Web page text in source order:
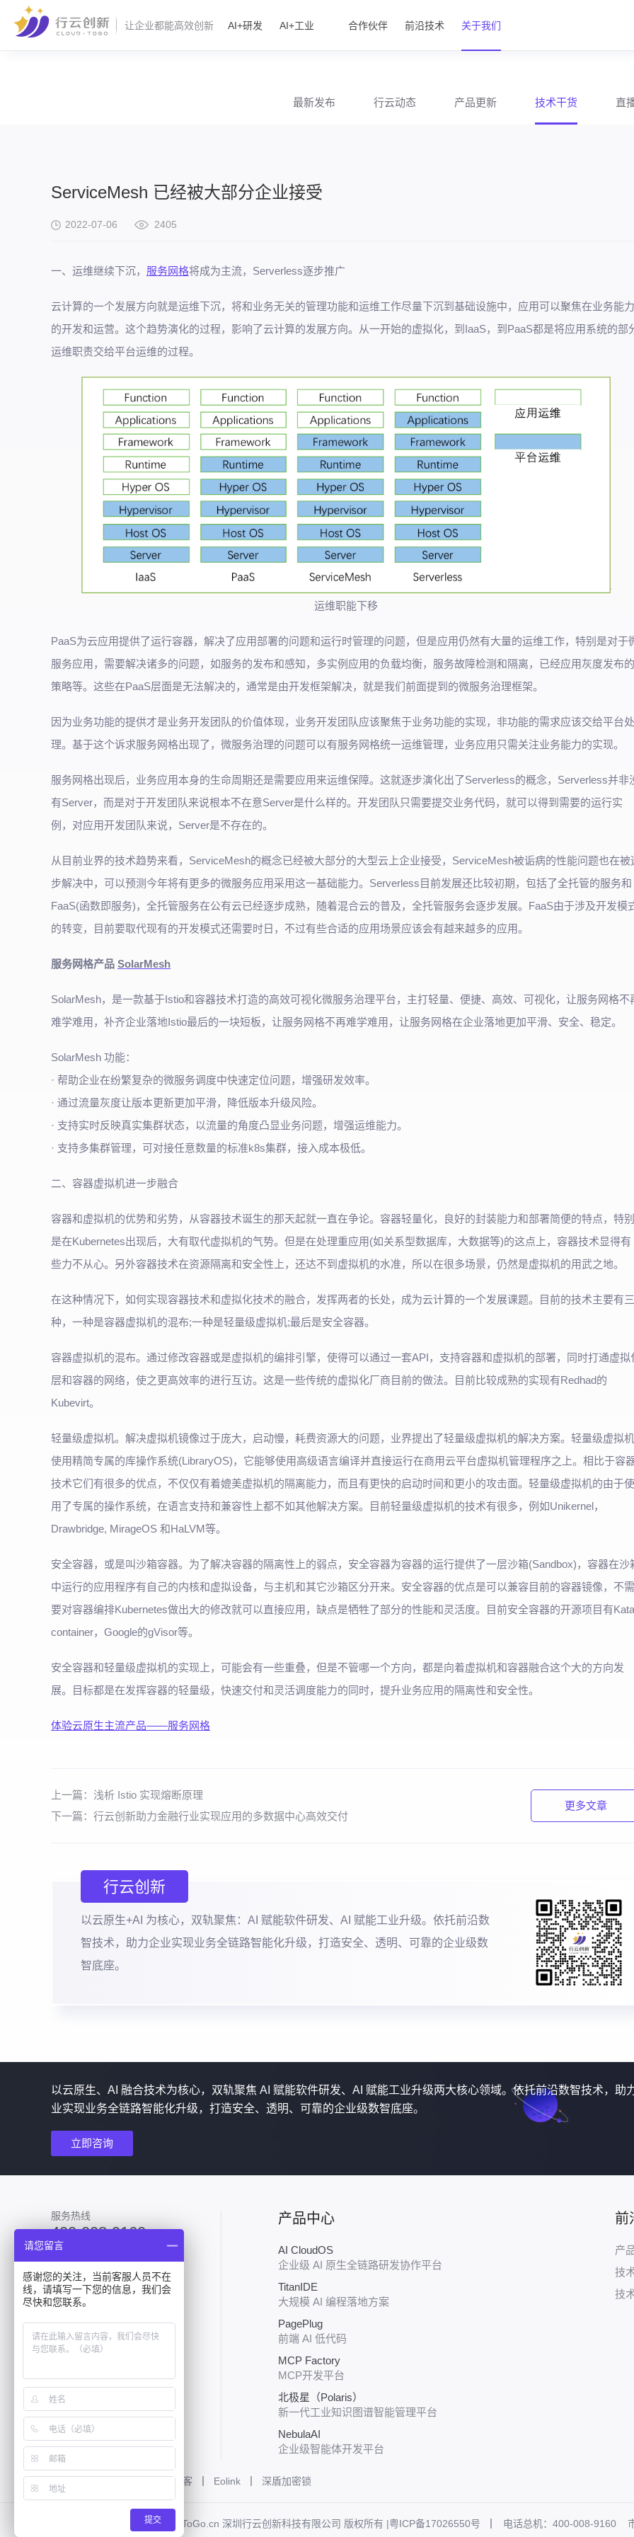
让企业都能高效创新 AI+研发 AI+工业 合作伙伴 前沿技术 关于我们
最新发布 行云动态 产品更新 技术干货 直
ServiceMesh 已经被大部分企业接受
2022-07-06 2405
一、运维继续下沉， 服务网格将成为主流，Serverless逐步推广
云计算的一个发展方向就是运维下沉，将和业务无关的管理功能和运维工作尽量下沉到基础设施中，应用可以聚焦在业务能力
的开发和运营。这个趋势演化的过程，影响了云计算的发展方向。从一开始的虚拟化，到IaaS，到PaaS都是将应用系统的部
运维职责交给平台运维的过程。
运维职能下移
PaaS为云应用提供了运行容器，解决了应用部署的问题和运行时管理的问题，但是应用仍然有大量的运维工作，特别是对于
服务应用，需要解决诸多的问题，如服务的发布和感知，多实例应用的负载均衡，服务故障检测和隔离，已经应用灰度发布的
策略等。这些在PaaS层面是无法解决的，通常是由开发框架解决，就是我们前面提到的微服务治理框架。
因为业务功能的提供才是业务开发团队的价值体现，业务开发团队应该聚焦于业务功能的实现，非功能的需求应该交给平台处
理。基于这个诉求服务网格出现了，微服务治理的问题可以有服务网格统一运维管理，业务应用只需关注业务能力的实现。
服务网格出现后，业务应用本身的生命周期还是需要应用来运维保障。这就逐步演化出了Serverless的概念，Serverless并非
有Server，而是对于开发团队来说根本不在意Server是什么样的。开发团队只需要提交业务代码，就可以得到需要的运行实
例，对应用开发团队来说，Server是不存在的。
从目前业界的技术趋势来看，ServiceMesh的概念已经被大部分的大型云上企业接受，ServiceMesh被诟病的性能问题也在被
步解决中，可以预测今年将有更多的微服务应用采用这一基础能力。Serverless目前发展还比较初期，包括了全托管的服务和
FaaS(函数即服务)，全托管服务在公有云已经逐步成熟，随着混合云的普及，全托管服务会逐步发展。FaaS由于涉及开发模
的转变，目前要取代现有的开发模式还需要时日，不过有些合适的应用场景应该会有越来越多的应用。
服务网格产品 SolarMesh
SolarMesh，是一款基于Istio和容器技术打造的高效可视化微服务治理平台，主打轻量、便捷、高效、可视化，让服务网格不
难学难用，补齐企业落地Istio最后的一块短板，让服务网格不再难学难用，让服务网格在企业落地更加平滑、安全、稳定。
SolarMesh 功能：
· 帮助企业在纷繁复杂的微服务调度中快速定位问题，增强研发效率。
· 通过流量灰度让版本更新更加平滑，降低版本升级风险。
· 支持实时反映真实集群状态，以流量的角度凸显业务问题，增强运维能力。
· 支持多集群管理，可对接任意数量的标准k8s集群，接入成本极低。
二、容器虚拟机进一步融合
容器和虚拟机的优势和劣势，从容器技术诞生的那天起就一直在争论。容器轻量化，良好的封装能力和部署简便的特点，特别
是在Kubernetes出现后，大有取代虚拟机的气势。但是在处理重应用(如关系型数据库，大数据等)的这点上，容器技术显得有
些力不从心。另外容器技术在资源隔离和安全性上，还达不到虚拟机的水准，所以在很多场景，仍然是虚拟机的用武之地。
在这种情况下，如何实现容器技术和虚拟化技术的融合，发挥两者的长处，成为云计算的一个发展课题。目前的技术主要有三
种，一种是容器虚拟机的混布;一种是轻量级虚拟机;最后是安全容器。
容器虚拟机的混布。通过修改容器或是虚拟机的编排引擎，使得可以通过一套API，支持容器和虚拟机的部署，同时打通虚拟
层和容器的网络，使之更高效率的进行互访。这是一些传统的虚拟化厂商目前的做法。目前比较成熟的实现有Redhad的
Kubevirt。
轻量级虚拟机。解决虚拟机镜像过于庞大，启动慢，耗费资源大的问题，业界提出了轻量级虚拟机的解决方案。轻量级虚拟机
使用精简专属的库操作系统(LibraryOS)，它能够使用高级语言编译并直接运行在商用云平台虚拟机管理程序之上。相比于容
技术它们有很多的优点，不仅仅有着媲美虚拟机的隔离能力，而且有更快的启动时间和更小的攻击面。轻量级虚拟机的由于使
用了专属的操作系统，在语言支持和兼容性上都不如其他解决方案。目前轻量级虚拟机的技术有很多，例如Unikernel，
Drawbridge, MirageOS 和HaLVM等。
安全容器，或是叫沙箱容器。为了解决容器的隔离性上的弱点，安全容器为容器的运行提供了一层沙箱(Sandbox)，容器在沙
中运行的应用程序有自己的内核和虚拟设备，与主机和其它沙箱区分开来。安全容器的优点是可以兼容目前的容器镜像，不需
要对容器编排Kubernetes做出大的修改就可以直接应用，缺点是牺牲了部分的性能和灵活度。目前安全容器的开源项目有Kata
container，Google的gVisor等。
安全容器和轻量级虚拟机的实现上，可能会有一些重叠，但是不管哪一个方向，都是向着虚拟机和容器融合这个大的方向发
展。目标都是在发挥容器的轻量级，快速交付和灵活调度能力的同时，提升业务应用的隔离性和安全性。
体验云原生主流产品——服务网格
上一篇： 浅析 Istio 实现熔断原理
下一篇： 行云创新助力金融行业实现应用的多数据中心高效交付
更多文章
行云创新
以云原生+AI 为核心，双轨聚焦：AI 赋能软件研发、AI 赋能工业升级。依托前沿数
智技术，助力企业实现业务全链路智能化升级，打造安全、透明、可靠的企业级数
智底座。
以云原生、AI 融合技术为核心，双轨聚焦 AI 赋能软件研发、AI 赋能工业升级两大核心领域。依托前沿数智技术，助
业实现业务全链路智能化升级，打造安全、透明、可靠的企业级数智底座。
立即咨询
服务热线
400-008-9160
产品中心
AI CloudOS
企业级 AI 原生全链路研发协作平台
TitanIDE
大规模 AI 编程落地方案
PagePlug
前端 AI 低代码
MCP Factory
MCP开发平台
北极星（Polaris）
新一代工业知识图谱智能管理平台
NebulaAI
企业级智能体开发平台
前
产
技
技
增长黑客 Eolink 深盾加密锁
Copyright ©2016-2026 CloudToGo.cn 深圳行云创新科技有限公司 版权所有 |粤ICP备17026550号 电话总机：400-008-9160
请您留言
感谢您的关注，当前客服人员不在
线，请填写一下您的信息，我们会
尽快和您联系。
提交